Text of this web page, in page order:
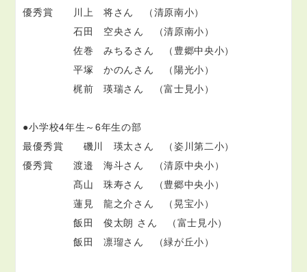
優秀賞 川上 将さん （清原南小）
石田 空央さん （清原南小）
佐巻 みちるさん （豊郷中央小）
平塚 かのんさん （陽光小）
梶前 瑛瑞さん （富士見小）
●小学校4年生～6年生の部
最優秀賞 磯川 瑛太さん （姿川第二小）
優秀賞 渡邉 海斗さん （清原中央小）
髙山 珠寿さん （豊郷中央小）
蓮見 龍之介さん （晃宝小）
飯田 俊太朗 さん （富士見小）
飯田 凛瑠さん （緑が丘小）